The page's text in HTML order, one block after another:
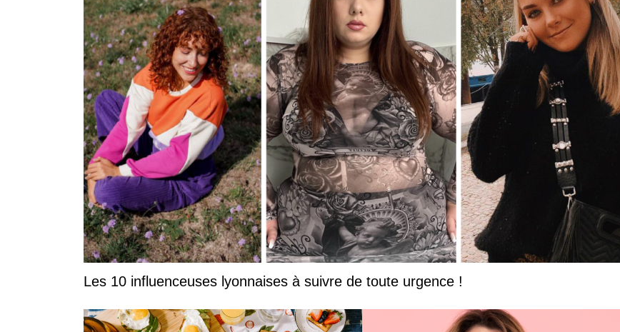
Les 10 influenceuses lyonnaises à suivre de toute urgence !